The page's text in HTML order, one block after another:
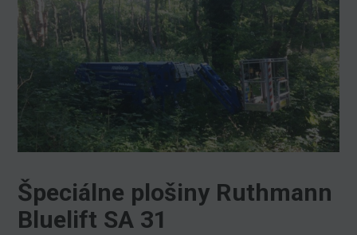
Špeciálne plošiny Ruthmann
Bluelift SA 31